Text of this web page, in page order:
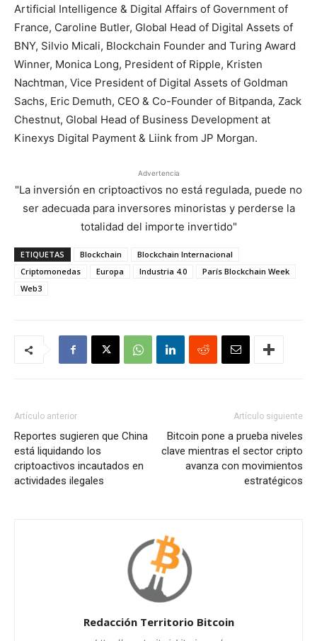
Artificial Intelligence & Digital Affairs of Government of
France, Caroline Butler, Global Head of Digital Assets of
BNY, Silvio Micali, Blockchain Founder and Turing Award
Winner, Monica Long, President of Ripple, Kristen
Nachtman, Vice President of Digital Assets of Goldman
Sachs, Eric Demuth, CEO & Co-Founder of Bitpanda, Zack
Chestnut, Global Head of Business Development at
Kinexys Digital Payment & Liink from JP Morgan.
Advertencia
"La inversión en criptoactivos no está regulada, puede no
ser adecuada para inversores minoristas y perderse la
totalidad del importe invertido"
ETIQUETAS Blockchain
Blockchain Internacional
Criptomonedas
Europa Industria 4.0
París Blockchain Week
Web3
Artículo anterior
Reportes sugieren que China
está liquidando los
criptoactivos incautados en
actividades ilegales
Artículo siguiente
Bitcoin pone a prueba niveles
clave mientras el sector cripto
avanza con movimientos
estratégicos
Redacción Territorio Bitcoin